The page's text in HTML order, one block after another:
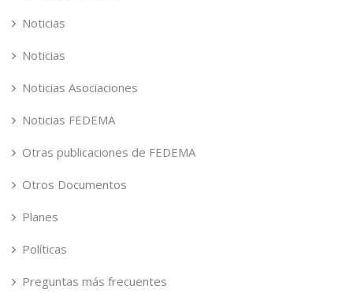
Noticias
Noticias
Noticias Asociaciones
Noticias FEDEMA
Otras publicaciones de FEDEMA
Otros Documentos
Planes
Políticas
Preguntas más frecuentes